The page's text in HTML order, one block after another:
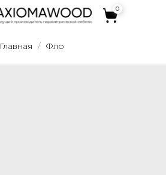
0
0
Главная Фло